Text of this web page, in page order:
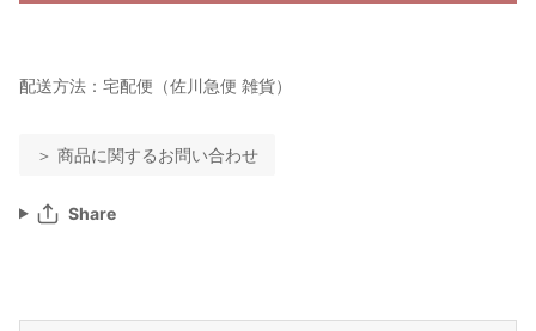
配送方法：宅配便（佐川急便 雑貨）
＞ 商品に関するお問い合わせ
Share